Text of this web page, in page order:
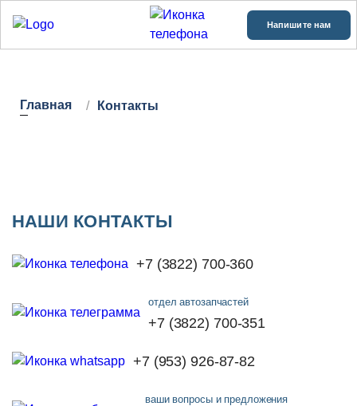
Напишите нам
Главная Контакты
НАШИ КОНТАКТЫ
+7 (3822) 700-360
отдел автозапчастей
+7 (3822) 700-351
+7 (953) 926-87-82
ваши вопросы и предложения